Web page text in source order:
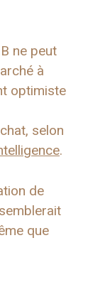
ne peut
à
optimiste
selon
.
de
que